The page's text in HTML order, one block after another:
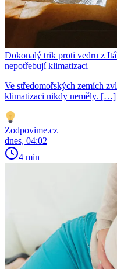
Dokonalý trik proti vedru z
nepotřebují klimatizaci
Ve středomořských zemích
klimatizaci nikdy neměly. […]
Zodpovime.cz
dnes, 04:02
4 min